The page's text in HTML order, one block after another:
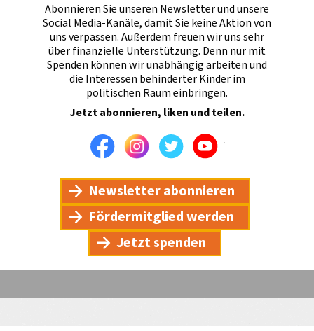
Abonnieren Sie unseren Newsletter und unsere
Social Media-Kanäle, damit Sie keine Aktion von
uns verpassen. Außerdem freuen wir uns sehr
über finanzielle Unterstützung. Denn nur mit
Spenden können wir unabhängig arbeiten und
die Interessen behinderter Kinder im
politischen Raum einbringen.
Jetzt abonnieren, liken und teilen.
FacebookInstagramTwitterYoutube
Newsletter abonnieren
Fördermitglied werden
Jetzt spenden